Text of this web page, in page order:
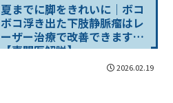
夏までに脚をきれいに｜ボコ
ボコ浮き出た下肢静脈瘤はレ
ーザー治療で改善できます
【専門医解説】
2026.02.19